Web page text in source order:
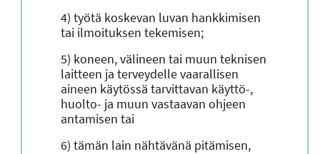
4) työtä koskevan luvan hankkimisen
tai ilmoituksen tekemisen;
5) koneen, välineen tai muun teknisen
laitteen ja terveydelle vaarallisen
aineen käytössä tarvittavan käyttö-,
huolto- ja muun vastaavan ohjeen
antamisen tai
6) tämän lain nähtävänä pitämisen,